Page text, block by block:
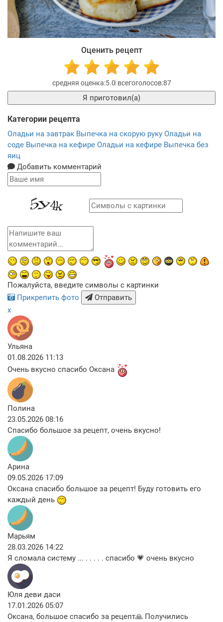
Оценить рецепт
5.0 87
Я приготовил(а)
Категории рецепта
Оладьи на завтрак Выпечка на скорую руку Оладьи на
соде Выпечка на кефире Оладьи на кефире Выпечка без
яиц
Добавить комментарий
Пожалуйста, введите символы с картинки
Прикрепить фото
Отправить
x
Ульяна
01.08.2026 11:13
Очень вкусно спасибо Оксана
Полина
23.05.2026 08:16
Спасибо большое за рецепт, очень вкусно!
Арина
09.05.2026 17:09
Оксана спасибо большое за рецепт! Буду готовить его
каждый день
Марьям
28.03.2026 14:22
Я сломала систему ... . . . . . спасибо 💗 очень вкусно
Юля деви даси
17.01.2026 05:07
Оксана, большое спасибо за рецепт🙏 Получились